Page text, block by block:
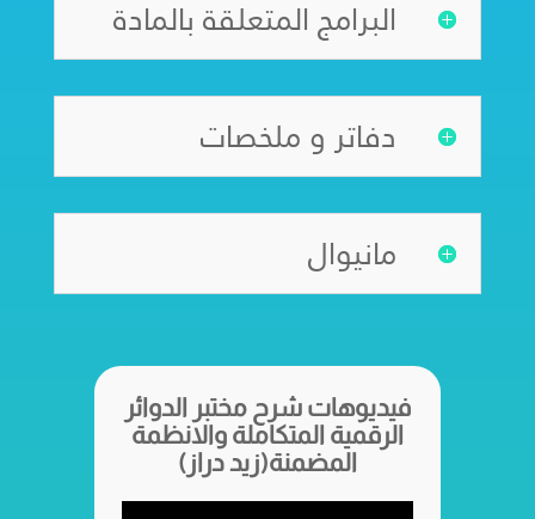
البرامج المتعلقة بالمادة
دفاتر و ملخصات
مانيوال
فيديوهات شرح مختبر الدوائر
الرقمية المتكاملة والانظمة
المضمنة(زيد دراز)